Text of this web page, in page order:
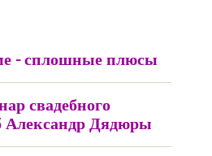
- сплошные плюсы
свадебного
Александр Дядюры